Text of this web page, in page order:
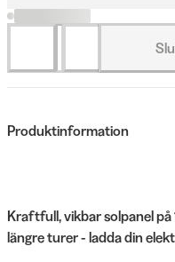
Produktinformation
Kraftfull, vikbar solpanel
längre turer - ladda din